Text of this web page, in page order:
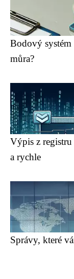
Bodový
můra?
Výpis z
a rychle
Správy, které